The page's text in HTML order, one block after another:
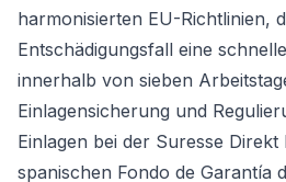
harmonisierten EU-Richtlinien,
Entschädigungsfall eine
innerhalb von sieben
Einlagensicherung und
Einlagen bei der Suresse
spanischen Fondo de Garantía